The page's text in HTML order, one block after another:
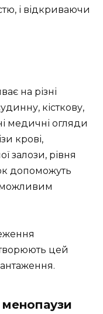
і відкриваючи
на різні
кісткову,
медичні огляди
крові,
залози, рівня
допоможуть
можливим
цей